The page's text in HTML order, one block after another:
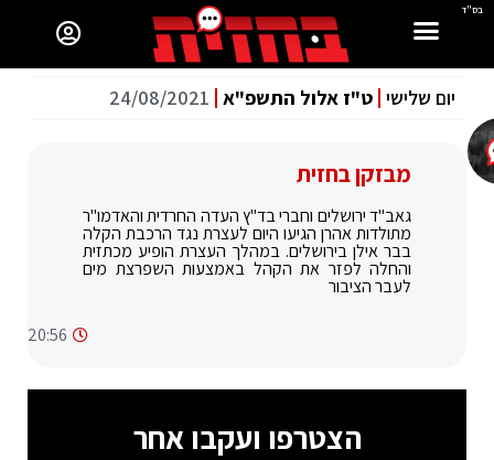
בס"ד
יום שלישי ט"ז אלול התשפ"א 24/08/2021
מבזקן בחזית
גאב"ד ירושלים וחברי בד"ץ העדה החרדית והאדמו"ר
מתולדות אהרן הגיעו היום לעצרת נגד הרכבת הקלה
בבר אילן בירושלים. במהלך העצרת הופיע מכתזית
והחלה לפזר את הקהל באמצעות השפרצת מים
לעבר הציבור
20:56
הצטרפו ועקבו אחר